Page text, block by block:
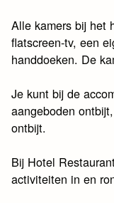
Alle kamers bij het
flatscreen-tv, een
handdoeken. De
Je kunt bij de
aangeboden
ontbijt.
Bij Hotel
activiteiten in en